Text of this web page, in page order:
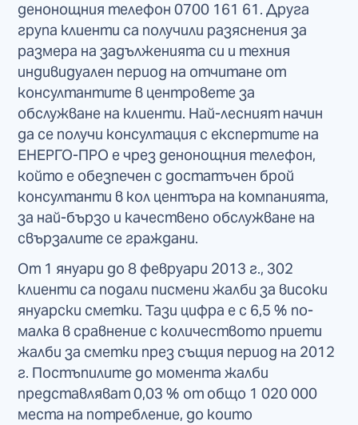
денонощния телефон 0700 161 61. Друга
група клиенти са получили разяснения за
размера на задълженията си и техния
индивидуален период на отчитане от
консултантите в центровете за
обслужване на клиенти. Най-лесният начин
да се получи консултация с експертите на
ЕНЕРГО-ПРО е чрез денонощния телефон,
който е обезпечен с достатъчен брой
консултанти в кол центъра на компанията,
за най-бързо и качествено обслужване на
свързалите се граждани.
От 1 януари до 8 февруари 2013 г., 302
клиенти са подали писмени жалби за високи
януарски сметки. Тази цифра е с 6,5 % по-
малка в сравнение с количеството приети
жалби за сметки през същия период на 2012
г. Постъпилите до момента жалби
представляват 0,03 % от общо 1 020 000
места на потребление, до които